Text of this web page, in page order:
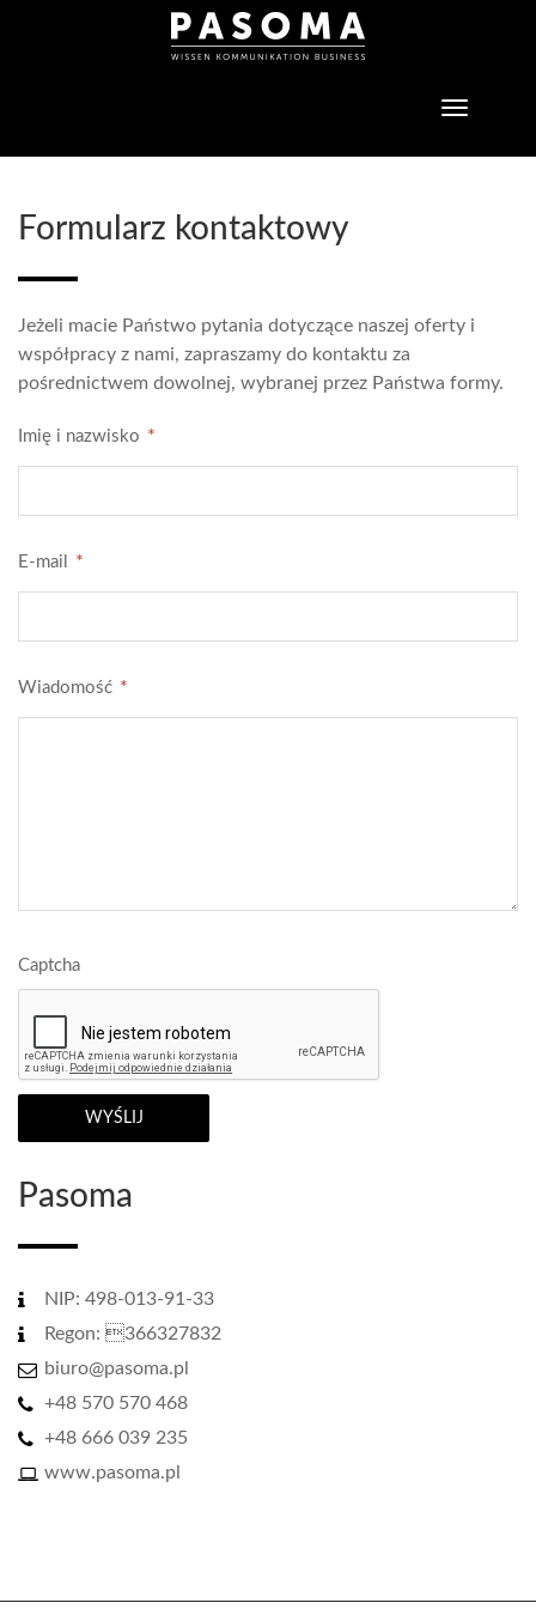
Toggle
Formularz kontaktowy
Jeżeli macie Państwo pytania dotyczące naszej oferty i
współpracy z nami, zapraszamy do kontaktu za
pośrednictwem dowolnej, wybranej przez Państwa formy.
Imię i nazwisko *
E-mail *
Wiadomość *
Captcha
Pasoma
NIP: 498-013-91-33
Regon: 366327832
biuro@pasoma.pl
+48 570 570 468
+48 666 039 235
www.pasoma.pl